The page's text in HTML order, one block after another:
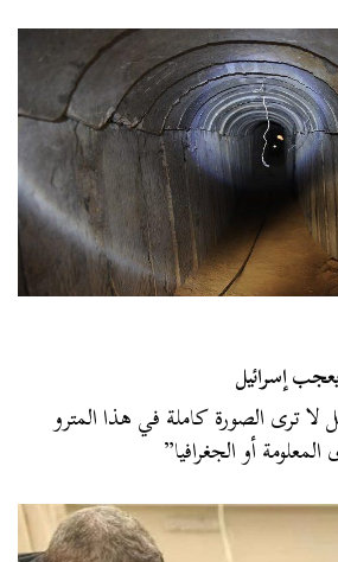
إسرائيل
لا ترى الصورة كاملة في هذا المترو
أو الجغرافيا”